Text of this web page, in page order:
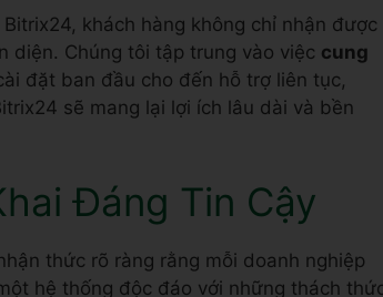
khách hàng không chỉ nhận được
diện. Chúng tôi tập trung vào việccung
đặt ban đầu cho đến hỗ trợ liên tục,
sẽ mang lại lợi ích lâu dài và bền
Đáng Tin Cậy
thức rõ ràng rằng mỗi doanh nghiệp